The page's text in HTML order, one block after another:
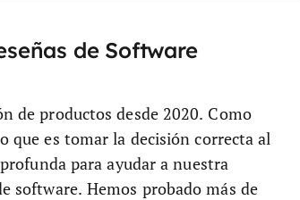
de Software
de productos desde 2020. Como
que es tomar la decisión correcta al
para ayudar a nuestra
software. Hemos probado más de